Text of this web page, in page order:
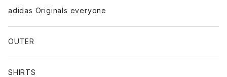
adidas Originals everyone
OUTER
SHIRTS